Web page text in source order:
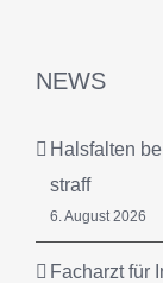
NEWS
Halsfalten
straff
6. August 2026
Facharzt für